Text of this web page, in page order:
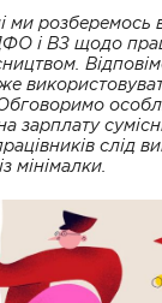
ми розберемось
і ВЗ щодо
зарплату
слід
мінімалки.